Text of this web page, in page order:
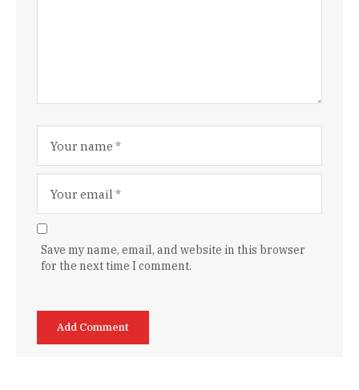
Save my name, email, and website in this browser
for the next time I comment.